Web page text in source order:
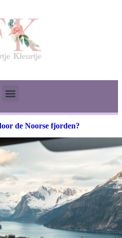
de Noorse fjorden?